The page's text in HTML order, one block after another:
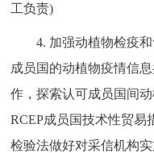
工负责)
4. 加强动植物检疫和
成员国的动植物疫情信
作，探索认可成员国间
RCEP成员国技术性贸易
检验法做好对采信机构